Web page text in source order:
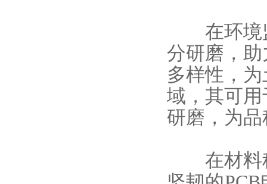
在环境监
分研磨，
多样性，
域，其可
研磨，为
在材料科